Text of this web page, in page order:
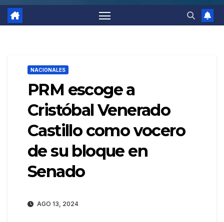
NACIONALES
PRM escoge a
Cristóbal Venerado
Castillo como vocero
de su bloque en
Senado
AGO 13, 2024